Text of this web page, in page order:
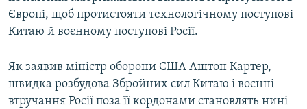
Європі, щоб протистояти технологічному поступові
Китаю й воєнному поступові Росії.
Як заявив міністр оборони США Аштон Картер,
швидка розбудова Збройних сил Китаю і воєнні
втручання Росії поза її кордонами становлять нині